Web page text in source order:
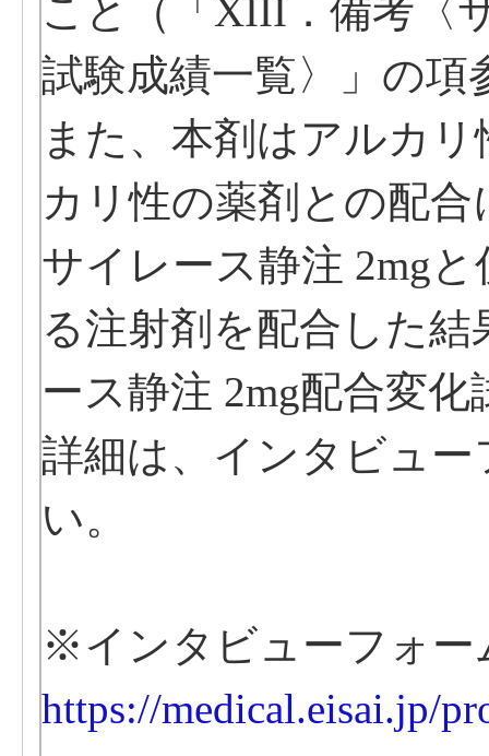
こと（「XIII．備考〈
試験成績一覧〉」の項
また、本剤はアルカ
カリ性の薬剤との配
サイレース静注 2mg
る注射剤を配合した
ース静注 2mg配合変
詳細は、インタビュ
い。
※インタビューフォー
https://medical.eisai.jp/